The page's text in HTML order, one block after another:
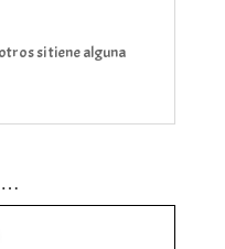
si tiene alguna